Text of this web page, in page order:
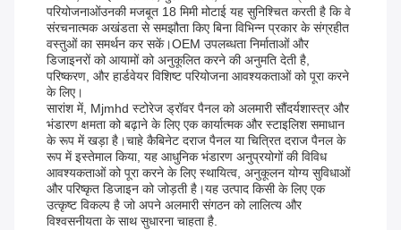
परियोजनाओंउनकी मजबूत 18 मिमी मोटाई यह सुनिश्चित करती है कि वे
संरचनात्मक अखंडता से समझौता किए बिना विभिन्न प्रकार के संग्रहीत
वस्तुओं का समर्थन कर सकें।OEM उपलब्धता निर्माताओं और
डिजाइनरों को आयामों को अनुकूलित करने की अनुमति देती है,
परिष्करण, और हार्डवेयर विशिष्ट परियोजना आवश्यकताओं को पूरा करने
के लिए।
सारांश में, Mjmhd स्टोरेज ड्रॉवर पैनल को अलमारी सौंदर्यशास्त्र और
भंडारण क्षमता को बढ़ाने के लिए एक कार्यात्मक और स्टाइलिश समाधान
के रूप में खड़ा है।चाहे कैबिनेट दराज पैनल या चित्रित दराज पैनल के
रूप में इस्तेमाल किया, यह आधुनिक भंडारण अनुप्रयोगों की विविध
आवश्यकताओं को पूरा करने के लिए स्थायित्व, अनुकूलन योग्य सुविधाओं
और परिष्कृत डिजाइन को जोड़ती है।यह उत्पाद किसी के लिए एक
उत्कृष्ट विकल्प है जो अपने अलमारी संगठन को लालित्य और
विश्वसनीयता के साथ सुधारना चाहता है.